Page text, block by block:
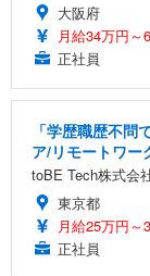
大阪府
月給34万円～
正社員
「学歴職歴不
ア/リモートワー
toBE Tech株式会
東京都
月給25万円～
正社員